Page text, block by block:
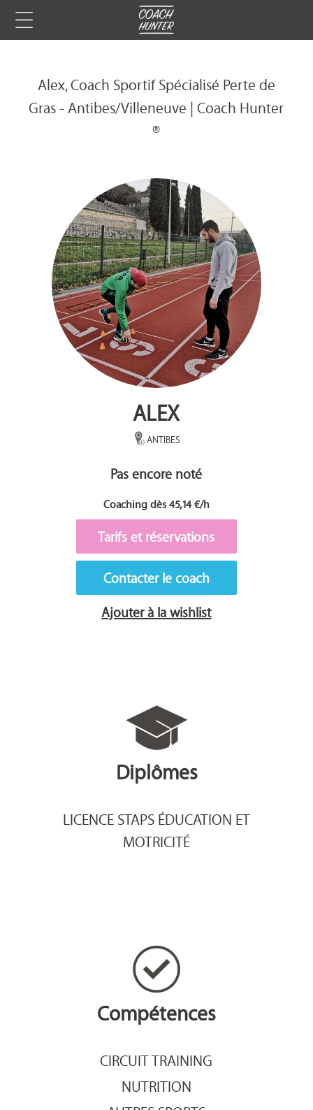
Alex, Coach Sportif Spécialisé Perte de
Gras - Antibes/Villeneuve | Coach Hunter
®
ALEX
ANTIBES
Pas encore noté
Coaching dès 45,14 €/h
Tarifs et réservations
Contacter le coach
Ajouter à la wishlist
Diplômes
LICENCE STAPS ÉDUCATION ET
MOTRICITÉ
Compétences
CIRCUIT TRAINING
NUTRITION